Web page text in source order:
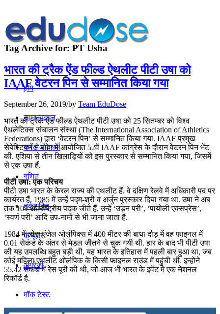
होम
सामान्यज्ञान
करेंट अफेयर्स
गणित
तर्कशक्ति
कंप्यूटर
अंग्रेजी
मॉक टेस्ट
Tag Archive for: PT Usha
भारत की ट्रैक ऐंड फील्ड ऐथलीट पीटी उषा को
IAAF वेटरन पिन से सम्मानित किया गया
September 26, 2019/by Team EduDose
भारत की ट्रैक ऐंड फील्ड ऐथलीट पीटी उषा को 25 सितम्बर को विश्व
ऐथलेटिक्स संचालन संस्था (The International Association of Athletics
Federations) द्वारा ‘वेटरन पिन’ से सम्मानित किया गया. IAAF प्रमुख
सेबेस्टियन ने दोहा में आयोजित 52वें IAAF कांग्रेस के दौरान वेटरन पिन भेंट
की. एशिया से तीन खिलाड़ियों को इस पुरस्कार से सम्मानित किया गया, जिसमें
से एक उषा हैं.
पीटी उषा: एक परिचय
पीटी उषा भारत के केरल राज्य की एथलीट हैं. वे दक्षिण रेलवे में अधिकारी पद पर
कार्यरत हैं. 1985 में उन्हें पद्म-श्री व अर्जुन पुरस्कार दिया गया था. उषा ने अब
तक 101 अतर्राष्ट्रीय पदक जीते हैं. उन्हें ‘उड़न परी’, ‘पायोली एक्सप्रेस’,
‘स्वर्ण परी’ आदि उप-नामों से भी जाना जाता है.
1984 में लोस एंजेल ओलंपिक्स में 400 मीटर की बाधा दौड़ में वह फाइनल में
0.01 सेकंड के अंतर से मेडल जीतने से चुक गयी थी. हार के बाद भी पीटी उषा
की यह उपलब्धि बहुत बड़ी थी, यह भारत के इतिहास में पहली बार हुआ था, जब
कोई महिला एथलीट ओलंपिक के किसी फाइनल राउंड में पहुंची थी. इन्होने
55.42 सेकंड में रेस पूरी की थी, जो आज भी भारत के इवेंट में एक नेशनल
रिकॉर्ड है.